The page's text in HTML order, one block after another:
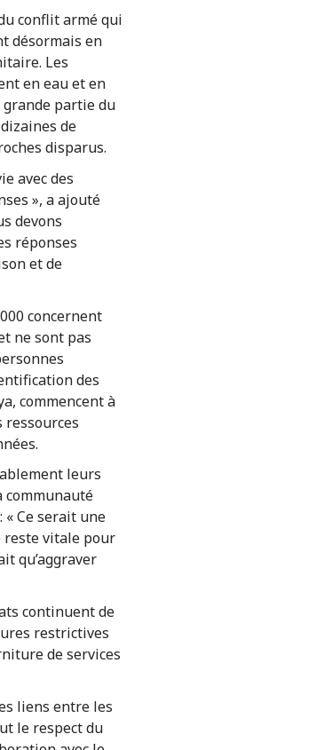
conflit armé qui
désormais en
Les
en eau et en
partie du
de
disparus.
avec des
», a ajouté
devons
réponses
et de
concernent
ne sont pas
des
commencent à
ressources
leurs
communauté
Ce serait une
reste vitale pour
qu’aggraver
continuent de
restrictives
de services
liens entre les
le respect du